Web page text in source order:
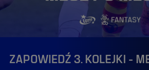
ZAPOWIEDŹ 3. KOLEJKI -